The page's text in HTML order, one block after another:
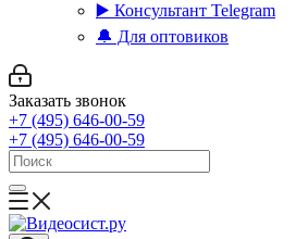
▶️ Консультант Telegram
🔔 Для оптовиков
Заказать звонок
+7 (495) 646-00-59
+7 (495) 646-00-59